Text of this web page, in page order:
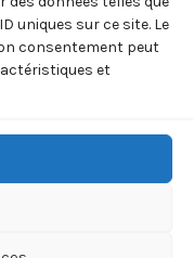
uniques sur ce site. Le
consentement peut
et
Renne)
12,00 TTC
panier